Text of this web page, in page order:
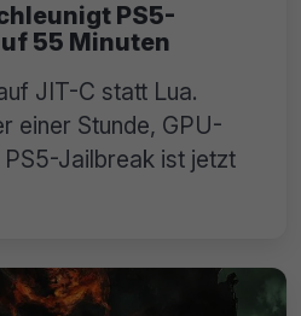
PS5-
55 Minuten
JIT-C statt Lua.
einer Stunde, GPU-
Jailbreak ist jetzt